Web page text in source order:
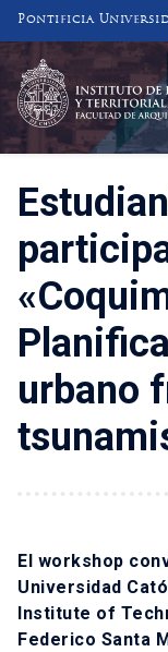
Pontificia
INSTITUTO
Y
FACULTAD DE
urbano
El workshop
Universidad
Institute of
Federico Santa